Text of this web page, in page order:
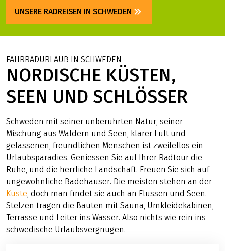
UNSERE RADREISEN IN SCHWEDEN
NORDISCHE KÜSTEN,
SEEN UND SCHLÖSSER
FAHRRADURLAUB IN SCHWEDEN
Schweden mit seiner unberührten Natur, seiner
Mischung aus Wäldern und Seen, klarer Luft und
gelassenen, freundlichen Menschen ist zweifellos ein
Urlaubsparadies. Geniessen Sie auf Ihrer Radtour die
Ruhe, und die herrliche Landschaft. Freuen Sie sich auf
ungewöhnliche Badehäuser. Die meisten stehen an der
Küste, doch man findet sie auch an Flüssen und Seen.
Stelzen tragen die Bauten mit Sauna, Umkleidekabinen,
Terrasse und Leiter ins Wasser. Also nichts wie rein ins
schwedische Urlaubsvergnügen.